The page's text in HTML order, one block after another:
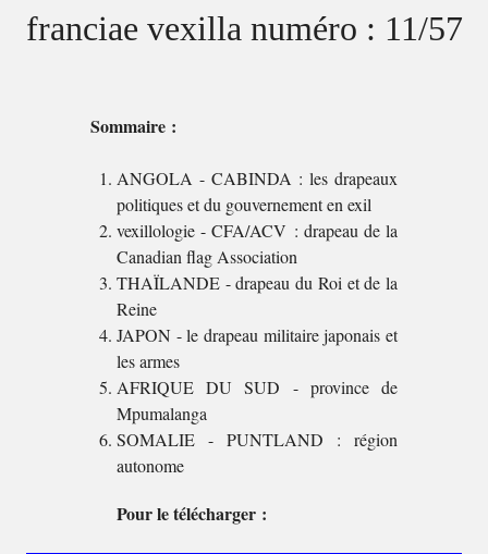
franciae vexilla numéro : 11/57
Sommaire :
ANGOLA - CABINDA : les drapeaux
politiques et du gouvernement en exil
vexillologie - CFA/ACV : drapeau de la
Canadian flag Association
THAÏLANDE - drapeau du Roi et de la
Reine
JAPON - le drapeau militaire japonais et
les armes
AFRIQUE DU SUD - province de
Mpumalanga
SOMALIE - PUNTLAND : région
autonome
Pour le télécharger :